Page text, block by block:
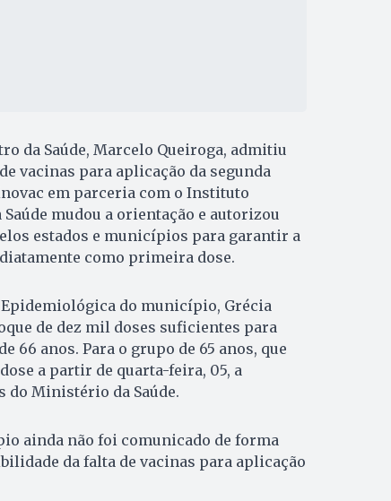
da Saúde, Marcelo Queiroga, admitiu
vacinas para aplicação da segunda
em parceria com o Instituto
mudou a orientação e autorizou
estados e municípios para garantir a
como primeira dose.
do município, Grécia
de dez mil doses suficientes para
66 anos. Para o grupo de 65 anos, que
a partir de quarta-feira, 05, a
do Ministério da Saúde.
ainda não foi comunicado de forma
da falta de vacinas para aplicação